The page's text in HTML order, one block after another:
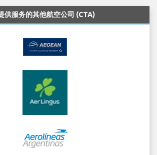
供服务的其他航空公司 (CTA)